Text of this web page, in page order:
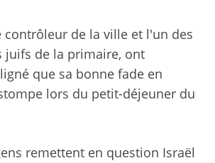
contrôleur de la ville et l'un des
juifs de la primaire, ont
que sa bonne fade en
lors du petit-déjeuner du
remettent en question Israël